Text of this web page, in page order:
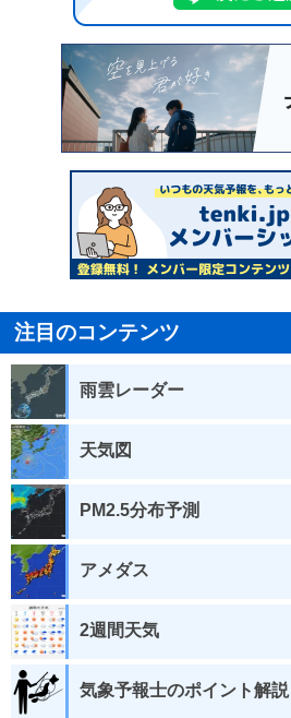
注目のコンテンツ
雨雲レーダー
天気図
PM2.5分布予測
アメダス
2週間天気
気象予報士のポイント解説